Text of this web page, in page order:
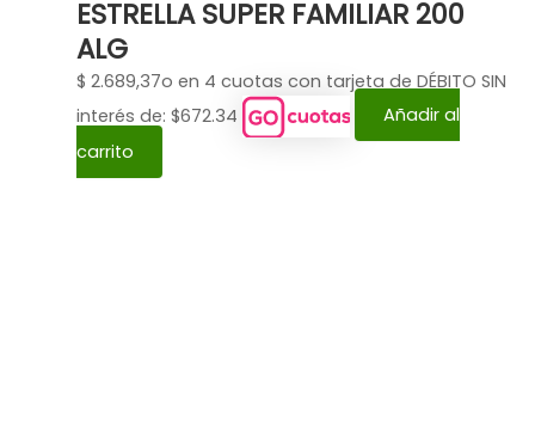
ESTRELLA SUPER FAMILIAR 200
ALG
$ 2.689,37o en 4 cuotas con tarjeta de DÉBITO SIN
interés de: $672.34
Añadir al
carrito